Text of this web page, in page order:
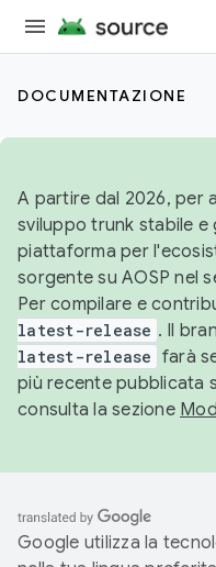
DOCUMENTAZIONE
A partire dal 2026, per
sviluppo trunk stabile e
piattaforma per
sorgente su AOSP nel
Per compilare e
latest-release . Il
latest-release farà
più recente pubblicata
consulta la sezione
Google utilizza la